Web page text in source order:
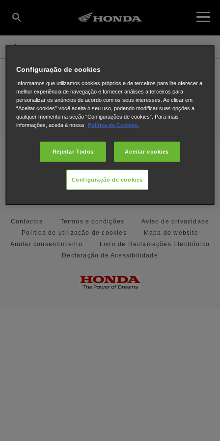
PROCURAR NOVAMENTE
Honda Motos Encontre o seu concessionário
Encontre um concessionário Contactos Teste de Estrada
Mais sobre a Honda
Encontre-nos em
YouTube Instagram
Contactos Termos e condições
Aviso de privacidade
Política de utilização de cookies
Mapa do website
Anular consentimiento
Livro de Reclamações Electrónico
Declaração de Acessibilidade
Configuração de cookies
Informamos que utilizamos cookies próprios e de terceiros para lhe oferecer a
melhor experiência de navegação e fornecer análises a terceiros para
personalizar os anúncios de acordo com os seus interesses. Ao clicar em
“Aceitar cookies” você aceita o seu uso, podendo modificar suas opções a
qualquer momento na seção “Configurações de cookies”. Para mais
informações, aceda à nossa
Política de Cookies.
Rejeitar Todos Aceitar cookies
Configuração de cookies